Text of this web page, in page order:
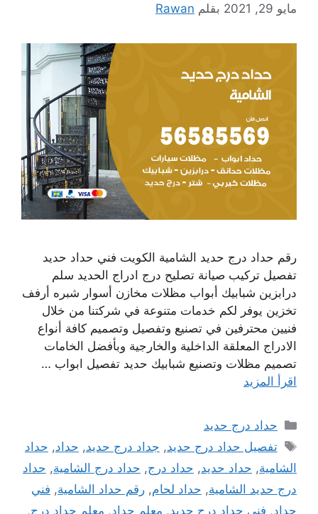
مايو 29, 2021 بقلم Rawan
رقم حداد درج حديد الشامية الكويت فني حداد حديد
تفصيل تركيب صيانة تصليح درج ادراج الحديد سلم
درابزين شبابيك أبواب مظلات مخازن أسوار شبره أرفف
تخزين يوفر لكم خدمات متنوعة في شركتنا من خلال
فنيين محترفين في تصنيع وتفصيل وتصميم كافة أنواع
الادراج المعلقة الداخلية والخارجية وبأفضل الخامات
تصميم مظلات وتصنيع شبابيك حديد تفصيل ابواب …
اقرأ المزيد
التصنيفات
حداد درج حديد
الوسوم
تفصيل حداد درج حديد, جداد درج حديد, حداد, حداد
الشامية, حداد حديد, حداد درج, حداد درج الشامية, حداد
درج حديد الشامية, حداد لحام, رقم حداد الشامية, فني
حداد, فني حداد درج حديد, معلم حداد, معلم حداد درج,